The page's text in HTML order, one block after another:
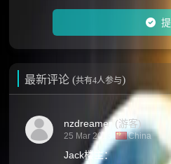
最新评论 (共有4人参与)
nzdreamer(游客)
25 Mar 2013 China
Jack楼主：